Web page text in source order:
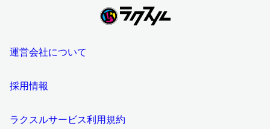
運営会社について
採用情報
ラクスルサービス利用規約